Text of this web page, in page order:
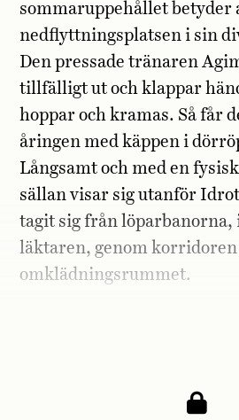
sommaruppehållet
nedflyttningsplatsen i sin
Den pressade tränaren
tillfälligt ut och klappar
hoppar och kramas. Så får
åringen med käppen i
Långsamt och med en
sällan visar sig utanför
tagit sig från löparbanorna,
läktaren, genom
omklädningsrummet.